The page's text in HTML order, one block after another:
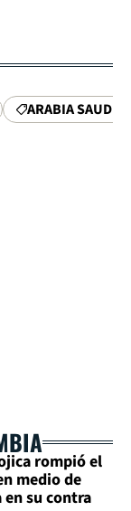
ARABIA SAUDITA
rompió el
medio de
en su contra